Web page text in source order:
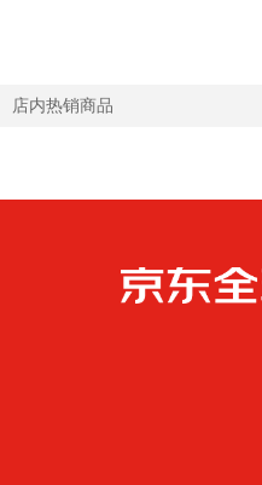
店内热销商品